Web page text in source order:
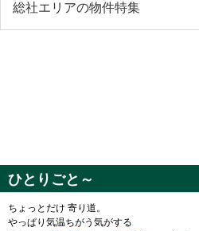
総社エリアの物件特集
ひとりごと～